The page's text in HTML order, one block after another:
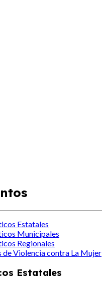
Estatales
Municipales
Regionales
de Violencia contra La Mujer
Estatales